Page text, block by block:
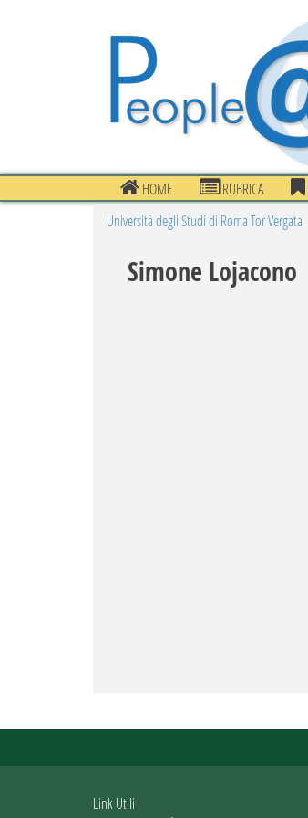
HOME RUBRICA
Università degli Studi di Roma Tor Vergata
Simone Lojacono
Link Utili